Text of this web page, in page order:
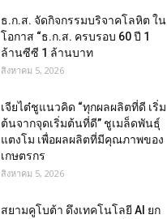
ธ.ก.ส. จัดกิจกรรมบริจาคโลหิต ใน
โอกาส “ธ.ก.ส. ครบรอบ 60 ปี 1
ล้านซีซี 1 ล้านบาท
สิงหาคม 5, 2026
เจียไต๋ชูแนวคิด “ทุกผลผลิตที่ดี เริ่ม
ต้นจากจุดเริ่มต้นที่ดี” ชูเมล็ดพันธุ์
แตงโม เพื่อผลผลิตที่มีคุณภาพของ
เกษตรกร
สิงหาคม 5, 2026
สยามคูโบต้า ดึงเทคโนโลยี AI ยก